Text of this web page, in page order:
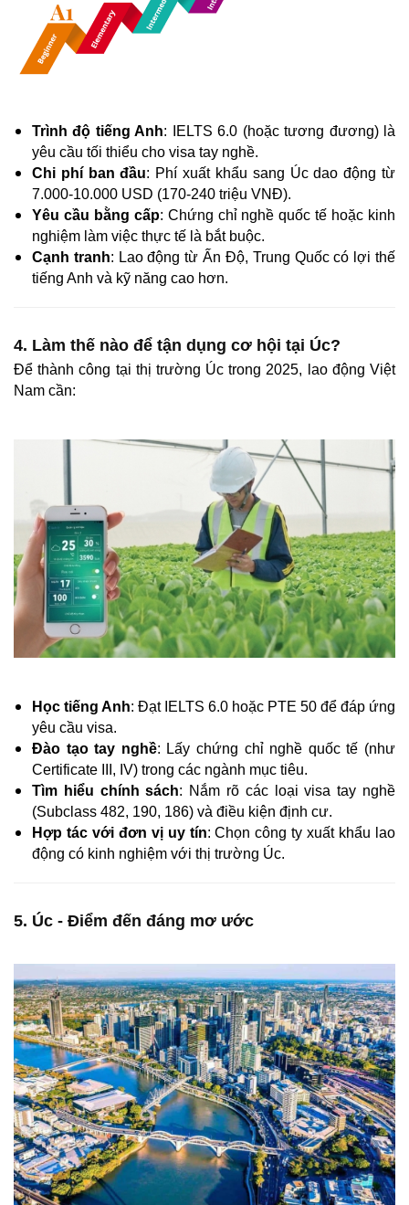
Trình độ tiếng Anh: IELTS 6.0 (hoặc tương đương) là
yêu cầu tối thiểu cho visa tay nghề.
Chi phí ban đầu: Phí xuất khẩu sang Úc dao động từ
7.000-10.000 USD (170-240 triệu VNĐ).
Yêu cầu bằng cấp: Chứng chỉ nghề quốc tế hoặc kinh
nghiệm làm việc thực tế là bắt buộc.
Cạnh tranh: Lao động từ Ấn Độ, Trung Quốc có lợi thế
tiếng Anh và kỹ năng cao hơn.
4. Làm thế nào để tận dụng cơ hội tại Úc?
Để thành công tại thị trường Úc trong 2025, lao động Việt
Nam cần:
Học tiếng Anh: Đạt IELTS 6.0 hoặc PTE 50 để đáp ứng
yêu cầu visa.
Đào tạo tay nghề: Lấy chứng chỉ nghề quốc tế (như
Certificate III, IV) trong các ngành mục tiêu.
Tìm hiểu chính sách: Nắm rõ các loại visa tay nghề
(Subclass 482, 190, 186) và điều kiện định cư.
Hợp tác với đơn vị uy tín: Chọn công ty xuất khẩu lao
động có kinh nghiệm với thị trường Úc.
5. Úc - Điểm đến đáng mơ ước